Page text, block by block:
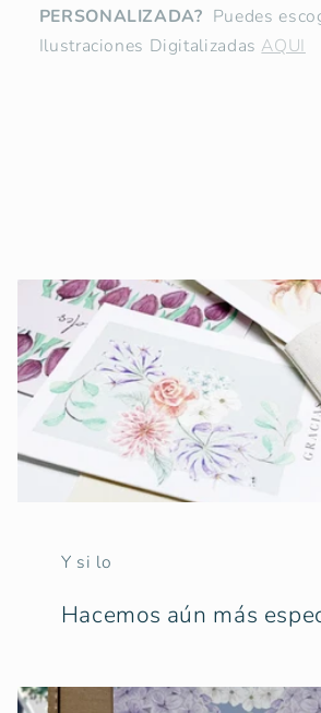
PERSONALIZADA? Puedes
Ilustraciones Digitalizadas AQUI
Y si lo
Hacemos aún más